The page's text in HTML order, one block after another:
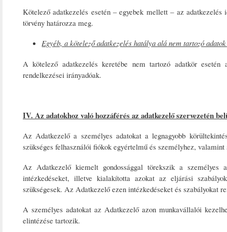
Kötelező adatkezelés esetén – egyebek mellett – az
törvény határozza meg.
Egyéb, a kötelező adatkezelés hatálya alá nem tartozó
A kötelező adatkezelés keretébe nem tartozó adatkör
rendelkezései irányadóak.
IV. Az adatokhoz való hozzáférés az adatkezelő szervezetén
Az Adatkezelő a személyes adatokat a legnagyobb
szükséges felhasználói fiókok egyértelmű és személyhez,
Az Adatkezelő kiemelt gondossággal törekszik a személyes
intézkedéseket, illetve kialakította azokat az eljárási
szükségesek. Az Adatkezelő ezen intézkedéseket és szabályokat
A személyes adatokat az Adatkezelő azon munkavállalói
elintézése tartozik.